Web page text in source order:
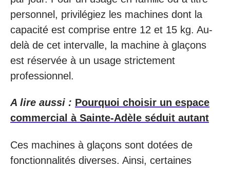
personnel, privilégiez les machines dont la
capacité est comprise entre 12 et 15 kg. Au-
delà de cet intervalle, la machine à glaçons
est réservée à un usage strictement
professionnel.
A lire aussi : Pourquoi choisir un espace
commercial à Sainte-Adèle séduit autant
Ces machines à glaçons sont dotées de
fonctionnalités diverses. Ainsi, certaines